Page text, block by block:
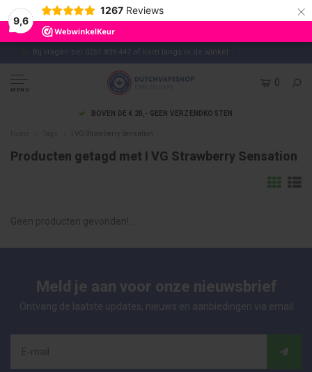
9,6
1267 Reviews ×
Bij vragen bel 0251 839 447 of kom langs in de winkel
MENU
0
BOVEN DE € 20,- GEEN VERZENDKOSTEN
I VG Strawberry Sensation
Producten getagd met I VG Strawberry Sensation
Geen producten gevonden!...
Meld je aan voor onze nieuwsbrief
Ontvang de laatste updates, nieuws en aanbiedingen via email